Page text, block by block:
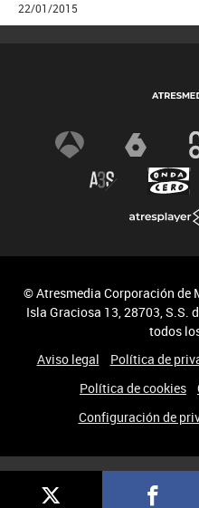
22/01/2015
© Atresmedia Corporación de
Isla Graciosa 13, 28703, S.S.
todos
Aviso legal
Política de
Política de cookies
Configuración de